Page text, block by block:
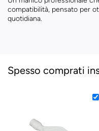
compatibilità, pensato per
quotidiana.
Spesso comprati